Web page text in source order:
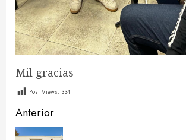
Mil gracias
Post Views: 334
Sigue
Anterior